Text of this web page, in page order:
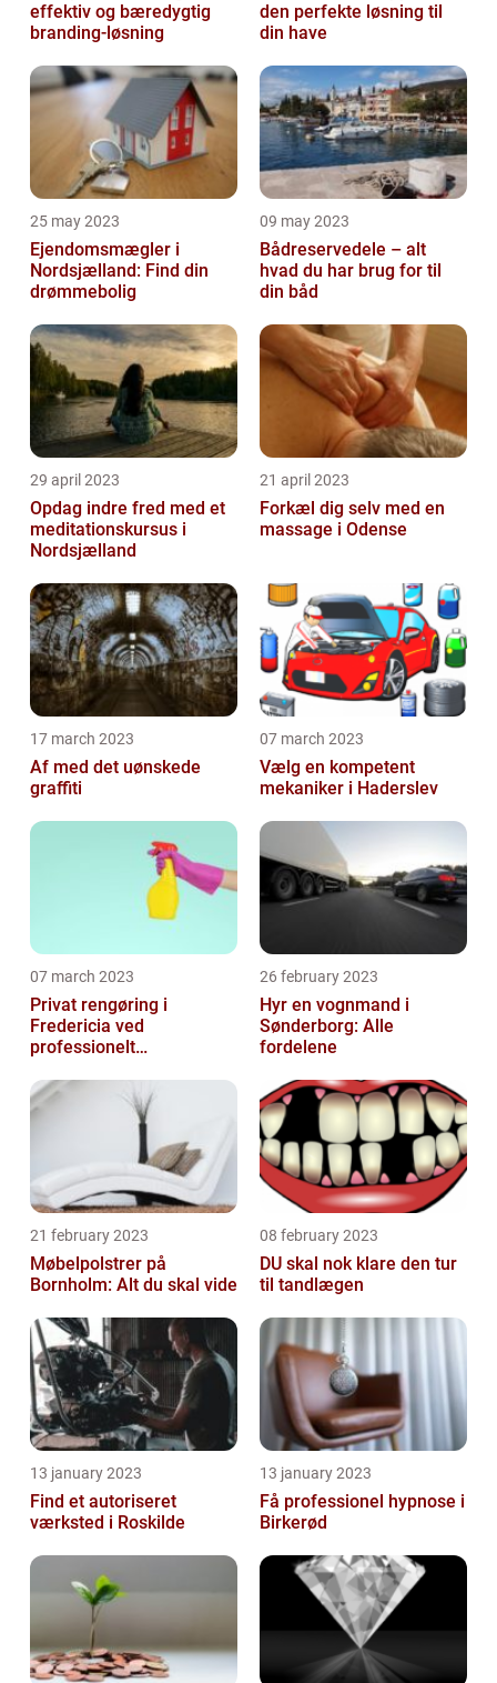
effektiv og bæredygtig
branding-løsning
den perfekte løsning til
din have
25 may 2023
Ejendomsmægler i
Nordsjælland: Find din
drømmebolig
09 may 2023
Bådreservedele – alt
hvad du har brug for til
din båd
29 april 2023
Opdag indre fred med et
meditationskursus i
Nordsjælland
21 april 2023
Forkæl dig selv med en
massage i Odense
17 march 2023
Af med det uønskede
graffiti
07 march 2023
Vælg en kompetent
mekaniker i Haderslev
07 march 2023
Privat rengøring i
Fredericia ved
professionelt
26 february 2023
Hyr en vognmand i
Sønderborg: Alle
fordelene
21 february 2023
Møbelpolstrer på
Bornholm: Alt du skal vide
08 february 2023
DU skal nok klare den tur
til tandlægen
13 january 2023
Find et autoriseret
værksted i Roskilde
13 january 2023
Få professionel hypnose i
Birkerød